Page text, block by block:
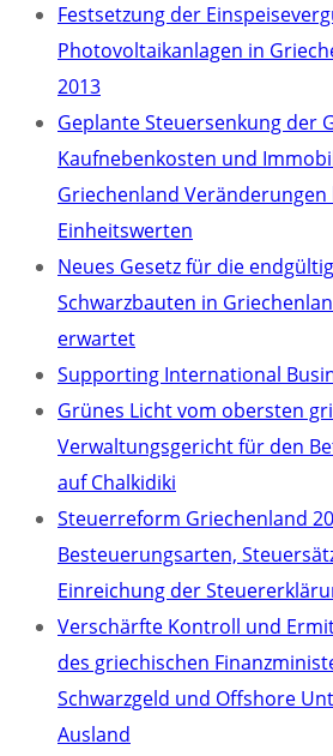
Festsetzung der
Photovoltaikanlagen in
2013
Geplante Steuersenkung der
Kaufnebenkosten und
Griechenland Veränderungen
Einheitswerten
Neues Gesetz für die
Schwarzbauten in
erwartet
Supporting International
Grünes Licht vom obersten
Verwaltungsgericht für den
auf Chalkidiki
Steuerreform Griechenland
Besteuerungsarten,
Einreichung der
Verschärfte Kontroll und
des griechischen
Schwarzgeld und Offshore
Ausland